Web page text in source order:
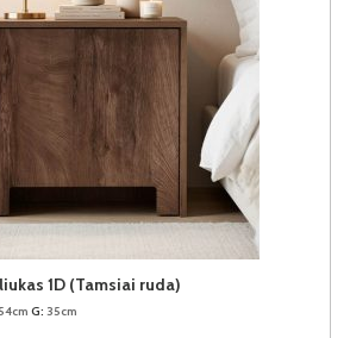
1D (Tamsiai ruda)
G: 35cm